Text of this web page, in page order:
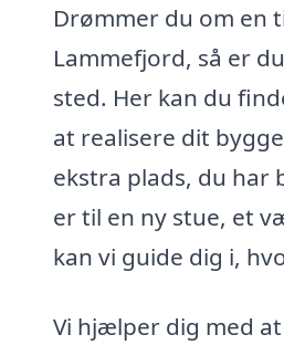
Drømmer du om en
Lammefjord, så er
sted. Her kan du
at realisere dit
ekstra plads, du har
er til en ny stue, et
kan vi guide dig i,
Vi hjælper dig med